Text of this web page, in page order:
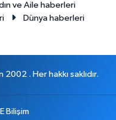
ve Aile haberleri
Dünya haberleri
. Her hakkı saklıdır.
Bilişim